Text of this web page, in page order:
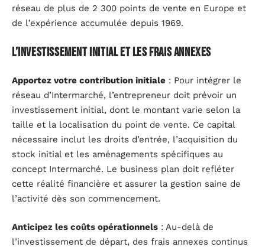
réseau de plus de 2 300 points de vente en Europe et
de l’expérience accumulée depuis 1969.
L’investissement initial et les frais annexes
Apportez votre contribution initiale : Pour intégrer le
réseau d’Intermarché, l’entrepreneur doit prévoir un
investissement initial, dont le montant varie selon la
taille et la localisation du point de vente. Ce capital
nécessaire inclut les droits d’entrée, l’acquisition du
stock initial et les aménagements spécifiques au
concept Intermarché. Le business plan doit refléter
cette réalité financière et assurer la gestion saine de
l’activité dès son commencement.
Anticipez les coûts opérationnels : Au-delà de
l’investissement de départ, des frais annexes continus